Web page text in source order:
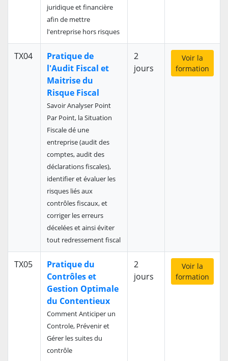
juridique et financière
afin de mettre
l'entreprise hors risques
TX04
Pratique de
l'Audit Fiscal et
Maitrise du
Risque Fiscal
Savoir Analyser Point
Par Point, la Situation
Fiscale dé une
entreprise (audit des
comptes, audit des
déclarations fiscales),
identifier et évaluer les
risques liés aux
contrôles fiscaux, et
corriger les erreurs
décelées et ainsi éviter
tout redressement fiscal
2
jours
Voir la
formation
TX05
Pratique du
Contrôles et
Gestion Optimale
du Contentieux
Comment Anticiper un
Controle, Prévenir et
Gérer les suites du
contrôle
2
jours
Voir la
formation